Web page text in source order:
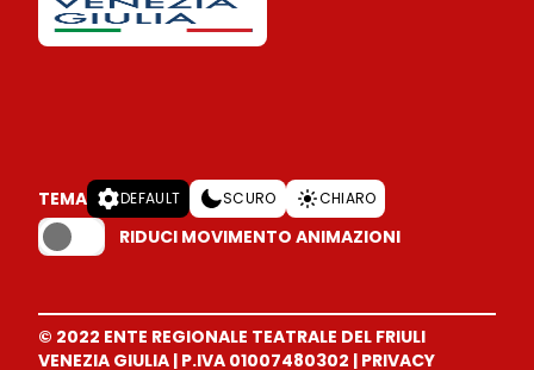
TEMA DEFAULT SCURO CHIARO
RIDUCI MOVIMENTO ANIMAZIONI
© 2022 ENTE REGIONALE TEATRALE DEL FRIULI
VENEZIA GIULIA | P.IVA 01007480302 | PRIVACY